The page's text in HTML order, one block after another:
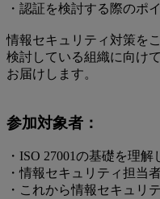
・認証を検討する際のポ
情報セキュリティ対策を
検討している組織に向け
お届けします。
参加対象者：
・ISO 27001の基礎を理解
・情報セキュリティ担当
・これから情報セキュリ